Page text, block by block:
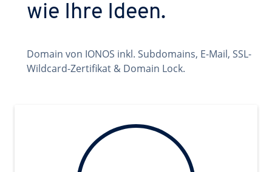
wie Ihre Ideen.
Domain von IONOS inkl. Subdomains, E-Mail, SSL-
Wildcard-Zertifikat & Domain Lock.